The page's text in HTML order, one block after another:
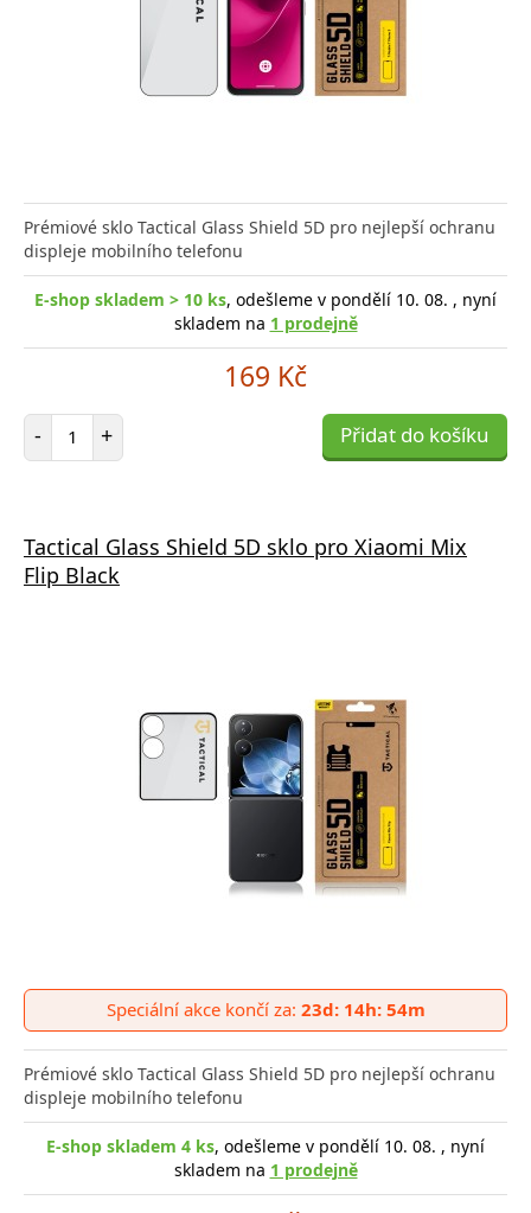
Prémiové sklo Tactical Glass Shield 5D pro nejlepší ochranu
displeje mobilního telefonu
E-shop skladem > 10 ks, odešleme v pondělí 10. 08. , nyní
skladem na 1 prodejně
169 Kč
- Počet položek
+ Přidat do košíku
Tactical Glass Shield 5D sklo pro Xiaomi Mix
Flip Black
Speciální akce končí za: 23d: 14h: 54m
Prémiové sklo Tactical Glass Shield 5D pro nejlepší ochranu
displeje mobilního telefonu
E-shop skladem 4 ks, odešleme v pondělí 10. 08. , nyní
skladem na 1 prodejně